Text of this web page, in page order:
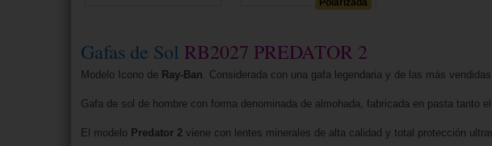
Gafas de Sol RB2027 PREDATOR 2
Modelo Icono de Ray-Ban . Considerada con una gafa legendaria y de las más
Gafa de sol de hombre con forma denominada de almohada, fabricada en pasta tanto
El modelo Predator 2 viene con lentes minerales de alta calidad y total protección